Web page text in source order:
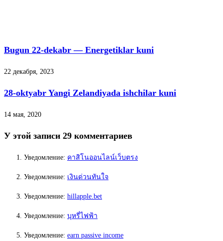
Bugun 22-dekabr — Energetiklar kuni
22 декабря, 2023
28-oktyabr Yangi Zelandiyada ishchilar kuni
14 мая, 2020
У этой записи 29 комментариев
Уведомление: คาสิโนออนไลน์เว็บตรง
Уведомление: เงินด่วนทันใจ
Уведомление: hillapple.bet
Уведомление: บุหรี่ไฟฟ้า
Уведомление: earn passive income